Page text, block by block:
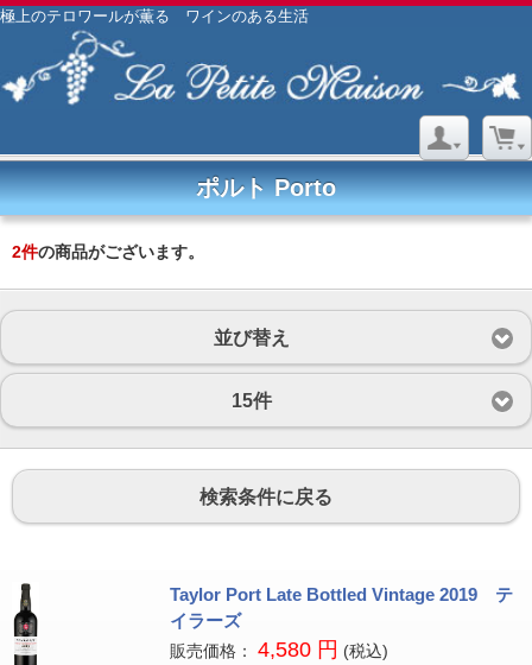
極上のテロワールが薫る ワインのある生活
ポルト Porto
2件の商品がございます。
並び替え
15件
検索条件に戻る
Taylor Port Late Bottled Vintage 2019 テ
イラーズ
販売価格： 4,580 円 (税込)